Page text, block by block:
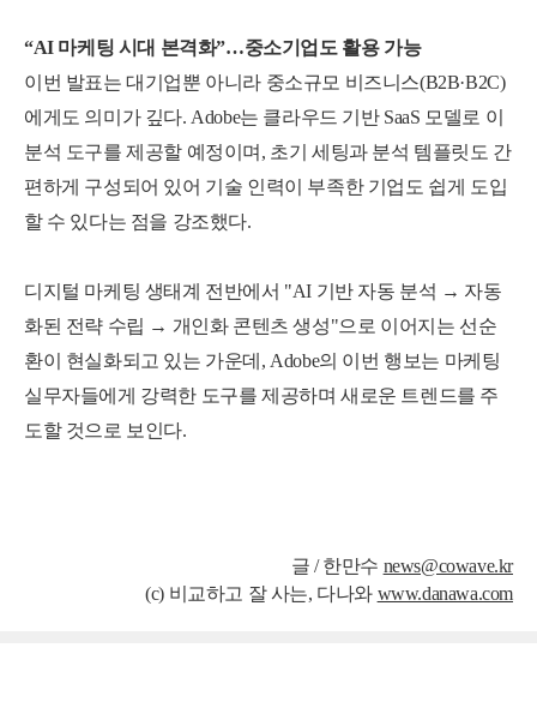
“AI 마케팅 시대 본격화”…중소기업도 활용 가능
이번 발표는 대기업뿐 아니라 중소규모 비즈니스(B2B·B2C)
에게도 의미가 깊다. Adobe는 클라우드 기반 SaaS 모델로 이
분석 도구를 제공할 예정이며, 초기 세팅과 분석 템플릿도 간
편하게 구성되어 있어 기술 인력이 부족한 기업도 쉽게 도입
할 수 있다는 점을 강조했다.
디지털 마케팅 생태계 전반에서 "AI 기반 자동 분석 → 자동
화된 전략 수립 → 개인화 콘텐츠 생성"으로 이어지는 선순
환이 현실화되고 있는 가운데, Adobe의 이번 행보는 마케팅
실무자들에게 강력한 도구를 제공하며 새로운 트렌드를 주
도할 것으로 보인다.
글 /한만수 news@cowave.kr
(c) 비교하고 잘 사는, 다나와 www.danawa.com